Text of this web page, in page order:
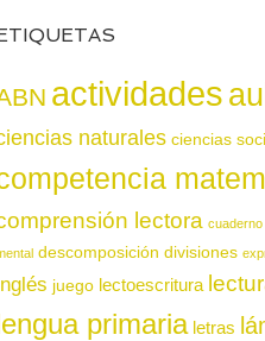
actividades
naturales ciencias
lectora cuaderno
descomposición divisiones
juego lectoescritura
primaria letras